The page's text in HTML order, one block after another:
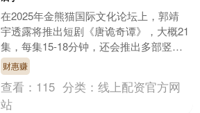
在2025年金熊猫国际文化论坛上，郭靖
宇透露将推出短剧《唐诡奇谭》，大概21
集，每集15-18分钟，还会推出多部竖屏
短剧财惠赚，都由《唐朝诡事录》IP中的
人物主....
财惠赚
查看： 115 分类：线上配资官方网
站